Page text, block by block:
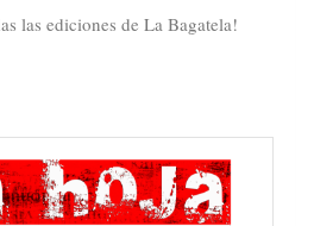
las ediciones de La Bagatela!